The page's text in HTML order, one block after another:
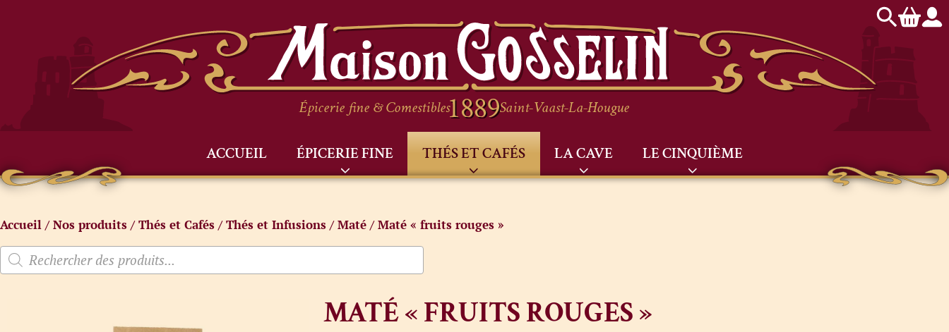
Épicerie fine & Comestibles Saint-Vaast-La-Hougue
ACCUEIL ÉPICERIE FINE THÉS ET CAFÉS LA CAVE LE CINQUIÈME
Accueil /Nos produits /Thés et Cafés /Thés et Infusions /Maté / Maté « fruits rouges »
MATÉ « FRUITS ROUGES »